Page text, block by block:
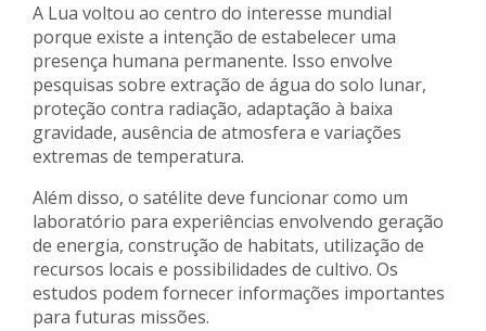
A Lua voltou ao centro do interesse mundial
porque existe a intenção de estabelecer uma
presença humana permanente. Isso envolve
pesquisas sobre extração de água do solo lunar,
proteção contra radiação, adaptação à baixa
gravidade, ausência de atmosfera e variações
extremas de temperatura.
Além disso, o satélite deve funcionar como um
laboratório para experiências envolvendo geração
de energia, construção de habitats, utilização de
recursos locais e possibilidades de cultivo. Os
estudos podem fornecer informações importantes
para futuras missões.